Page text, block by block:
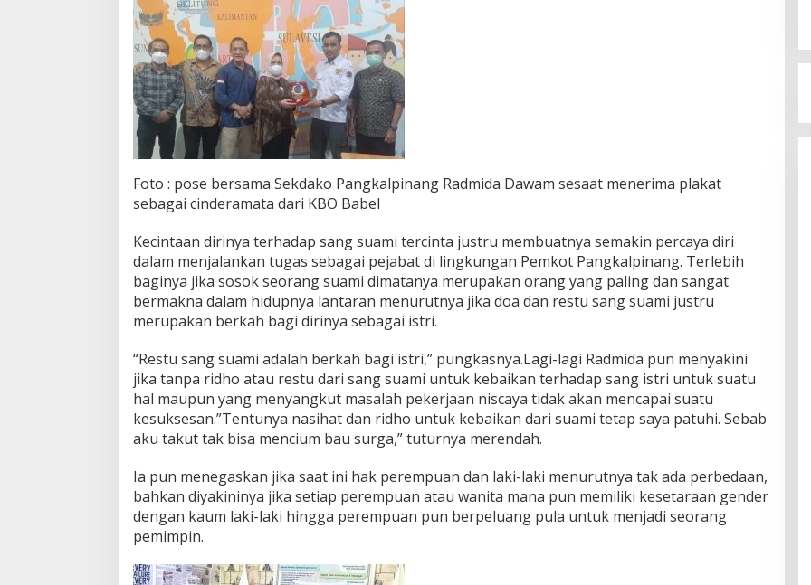
Foto : pose bersama Sekdako Pangkalpinang Radmida Dawam sesaat menerima plakat
sebagai cinderamata dari KBO Babel
Kecintaan dirinya terhadap sang suami tercinta justru membuatnya semakin percaya diri
dalam menjalankan tugas sebagai pejabat di lingkungan Pemkot Pangkalpinang. Terlebih
baginya jika sosok seorang suami dimatanya merupakan orang yang paling dan sangat
bermakna dalam hidupnya lantaran menurutnya jika doa dan restu sang suami justru
merupakan berkah bagi dirinya sebagai istri.
“Restu sang suami adalah berkah bagi istri,” pungkasnya.Lagi-lagi Radmida pun menyakini
jika tanpa ridho atau restu dari sang suami untuk kebaikan terhadap sang istri untuk suatu
hal maupun yang menyangkut masalah pekerjaan niscaya tidak akan mencapai suatu
kesuksesan.”Tentunya nasihat dan ridho untuk kebaikan dari suami tetap saya patuhi. Sebab
aku takut tak bisa mencium bau surga,” tuturnya merendah.
Ia pun menegaskan jika saat ini hak perempuan dan laki-laki menurutnya tak ada perbedaan,
bahkan diyakininya jika setiap perempuan atau wanita mana pun memiliki kesetaraan gender
dengan kaum laki-laki hingga perempuan pun berpeluang pula untuk menjadi seorang
pemimpin.